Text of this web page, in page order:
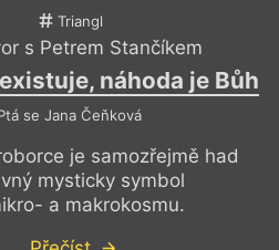
Triangl
s Petrem Stančíkem
náhoda je Bůh
se Jana Čeňková
je samozřejmě had
mysticky symbol
a makrokosmu.